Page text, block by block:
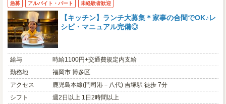
急募 アルバイト・パート 未経験者歓迎
【キッチン】ランチ大募集＊家事の合間でOK♪レ
シピ・マニュアル完備◎
給与
時給1100円+交通費規定内支給
勤務地
福岡市 博多区
アクセス
鹿児島本線(門司港－八代) 吉塚駅 徒歩 7分
シフト
週2日以上 1日2時間以上